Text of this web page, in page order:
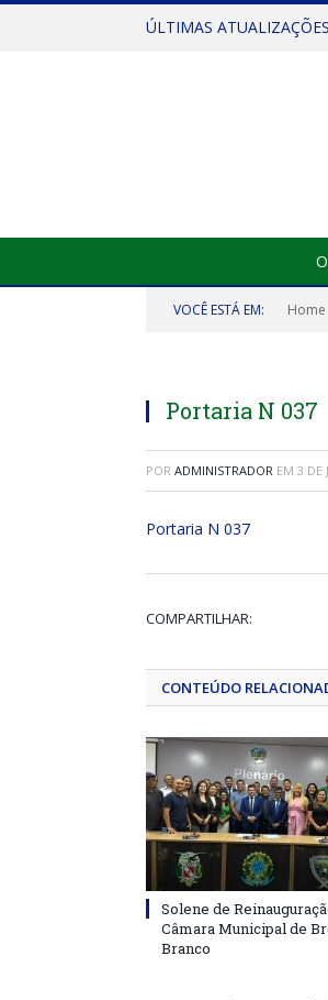
ÚLTIMAS
VOCÊ ESTÁ EM: Home
Portaria N 037
POR ADMINISTRADOR EM 3 DE
Portaria N 037
COMPARTILHAR:
CONTEÚDO
Solene de
Câmara Municipal de
Branco